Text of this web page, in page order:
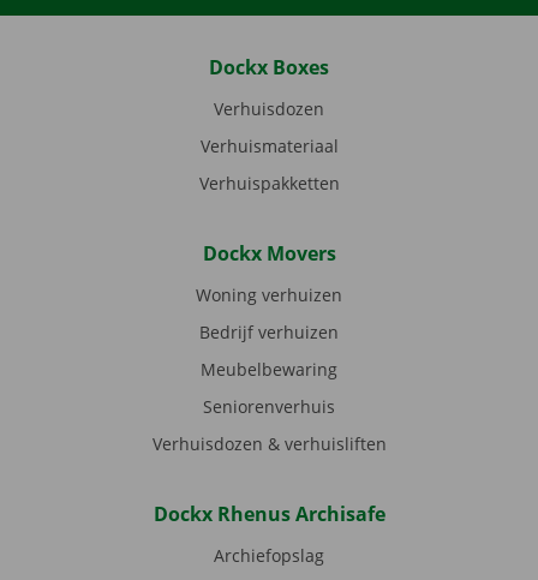
Dockx Boxes
Verhuisdozen
Verhuismateriaal
Verhuispakketten
Dockx Movers
Woning verhuizen
Bedrijf verhuizen
Meubelbewaring
Seniorenverhuis
Verhuisdozen & verhuisliften
Dockx Rhenus Archisafe
Archiefopslag